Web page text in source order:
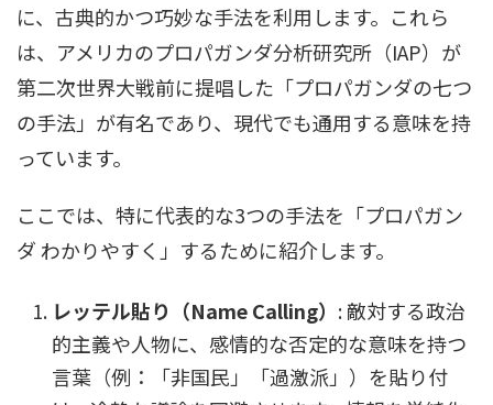
に、古典的かつ巧妙な手法を利用します。これら
は、アメリカのプロパガンダ分析研究所（IAP）が
第二次世界大戦前に提唱した「プロパガンダの七つ
の手法」が有名であり、現代でも通用する意味を持
っています。
ここでは、特に代表的な3つの手法を「プロパガン
ダ わかりやすく」するために紹介します。
レッテル貼り（Name Calling） : 敵対する政治
的主義や人物に、感情的な否定的な意味を持つ
言葉（例：「非国民」「過激派」）を貼り付